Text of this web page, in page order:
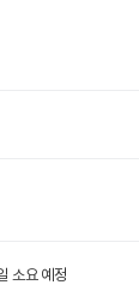
소요 예정